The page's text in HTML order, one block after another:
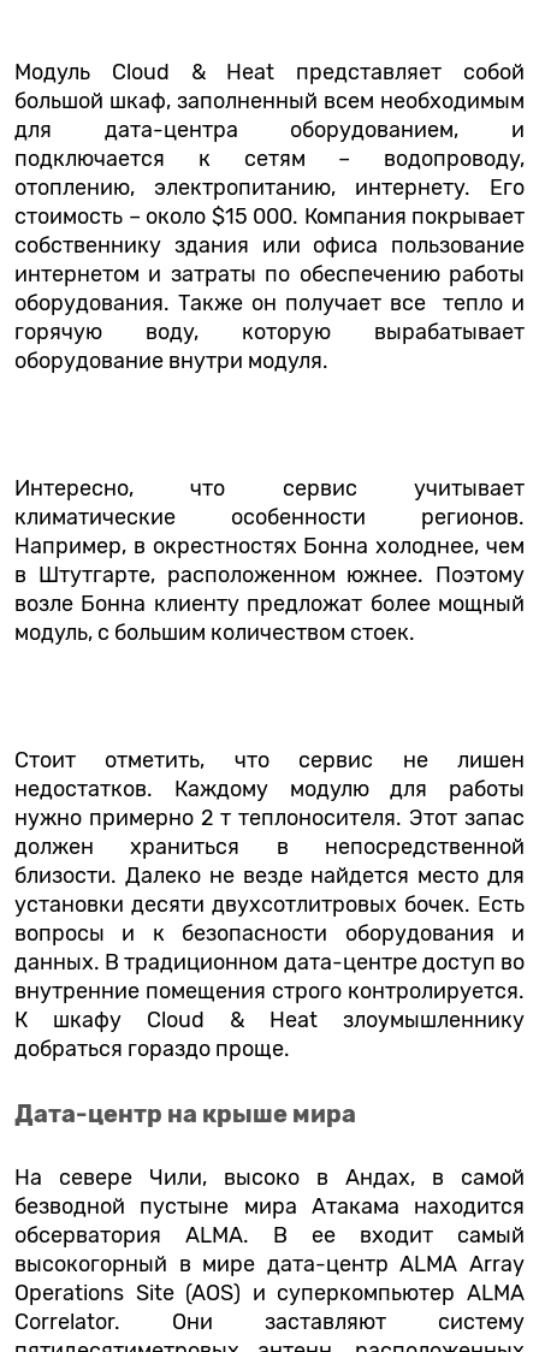
Модуль Cloud & Heat представляет собой
большой шкаф, заполненный всем необходимым
для дата-центра оборудованием, и
подключается к сетям – водопроводу,
отоплению, электропитанию, интернету. Его
стоимость – около $15 000. Компания покрывает
собственнику здания или офиса пользование
интернетом и затраты по обеспечению работы
оборудования. Также он получает все тепло и
горячую воду, которую вырабатывает
оборудование внутри модуля.
Интересно, что сервис учитывает
климатические особенности регионов.
Например, в окрестностях Бонна холоднее, чем
в Штутгарте, расположенном южнее. Поэтому
возле Бонна клиенту предложат более мощный
модуль, с большим количеством стоек.
Стоит отметить, что сервис не лишен
недостатков. Каждому модулю для работы
нужно примерно 2 т теплоносителя. Этот запас
должен храниться в непосредственной
близости. Далеко не везде найдется место для
установки десяти двухсотлитровых бочек. Есть
вопросы и к безопасности оборудования и
данных. В традиционном дата-центре доступ во
внутренние помещения строго контролируется.
К шкафу Cloud & Heat злоумышленнику
добраться гораздо проще.
Дата-центр на крыше мира
На севере Чили, высоко в Андах, в самой
безводной пустыне мира Атакама находится
обсерватория ALMA. В ее входит самый
высокогорный в мире дата-центр ALMA Array
Operations Site (AOS) и суперкомпьютер ALMA
Correlator. Они заставляют систему